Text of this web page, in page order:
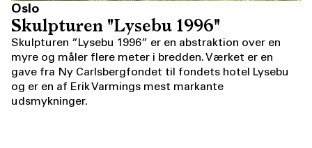
Oslo
Skulpturen "Lysebu 1996"
Skulpturen ”Lysebu 1996” er en abstraktion over en
myre og måler flere meter i bredden. Værket er en
gave fra Ny Carlsbergfondet til fondets hotel Lysebu
og er en af Erik Varmings mest markante
udsmykninger.